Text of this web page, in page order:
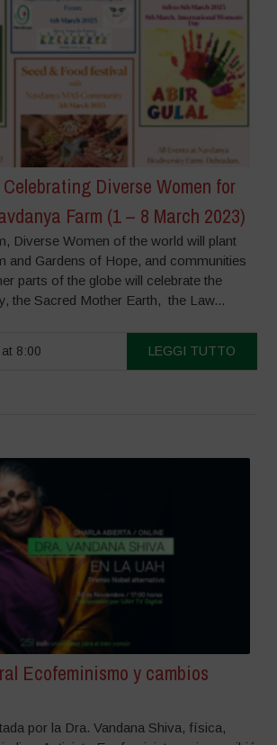
Diverse Women for
Farm (1 – 8 March 2023)
Diverse Women of the world will plant
and Gardens of Hope, and communities
parts of the globe will celebrate the
the Sacred Mother Earth, the Law...
8:00 LEGGI TUTTO
Ecofeminismo y cambios
por la Dra. Vandana Shiva, física,